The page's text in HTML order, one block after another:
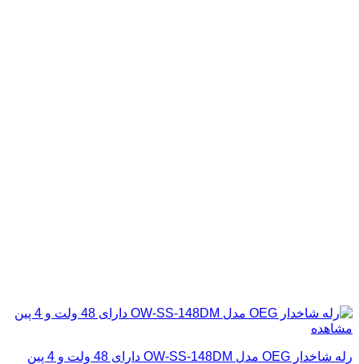
مشاهده
رله شاخدار OEG مدل OW-SS-148DM دارای 48 ولت و 4 پین